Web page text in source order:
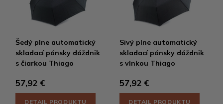
Šedý plne automatický
skladací pánsky dáždnik
s čiarkou Thiago
57,92 €
DETAIL PRODUKTU
Sivý plne automatický
skladací pánsky dáždnik
s vlnkou Thiago
57,92 €
DETAIL PRODUKTU